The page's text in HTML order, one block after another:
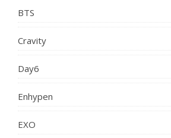
BTS
Cravity
Day6
Enhypen
EXO